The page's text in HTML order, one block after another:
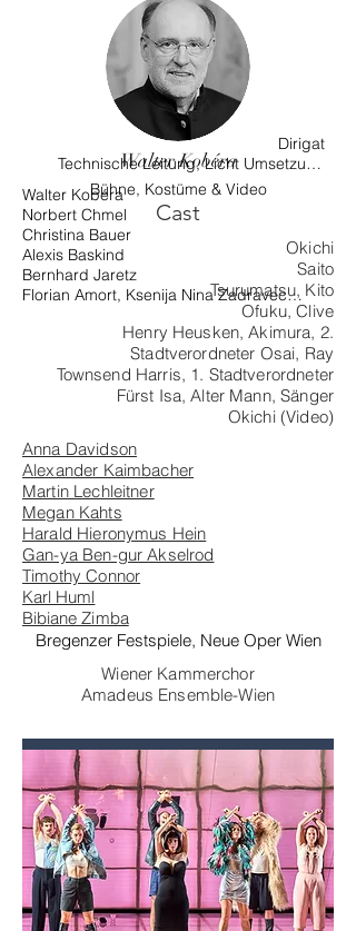
Walter Kobéra
Bühne, Kostüme & Video
Dirigat
Technische Leitung, Licht Umsetzung
Klangregie, Live-Elektronik
Konzeption, Gestaltung Live-Elektronik
Dramaturgie
Studienleitung
Leitung Kostüm
Regieassistenz
Produktionsleitung
Walter Kobéra
Norbert Chmel
Christina Bauer
Alexis Baskind
Bernhard Jaretz
Florian Amort, Ksenija Nina Zadravec
Anna Kreinecker
Sophie Berghäuser
Kaltrina Gjergji
Cast
Okichi
Saito
Tsurumatsu, Kito
Ofuku, Clive
Henry Heusken, Akimura, 2.
Stadtverordneter Osai, Ray
Townsend Harris, 1. Stadtverordneter
Fürst Isa, Alter Mann, Sänger
Okichi (Video)
Anna Davidson
Alexander Kaimbacher
Martin Lechleitner
Megan Kahts
Harald Hieronymus Hein
Gan-ya Ben-gur Akselrod
Timothy Connor
Karl Huml
Bibiane Zimba
Bregenzer Festspiele, Neue Oper Wien
Wiener Kammerchor
Amadeus Ensemble-Wien